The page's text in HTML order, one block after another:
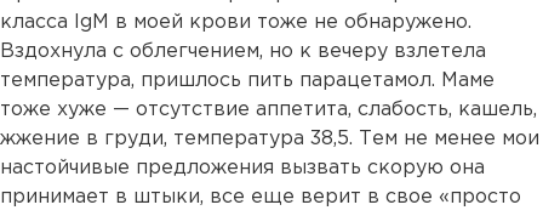
класса IgM в моей крови тоже не обнаружено.
Вздохнула с облегчением, но к вечеру взлетела
температура, пришлось пить парацетамол. Маме
тоже хуже — отсутствие аппетита, слабость, кашель,
жжение в груди, температура 38,5. Тем не менее мои
настойчивые предложения вызвать скорую она
принимает в штыки, все еще верит в свое «просто